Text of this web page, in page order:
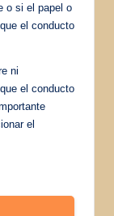
o si el papel o
el conducto
ni
el conducto
el